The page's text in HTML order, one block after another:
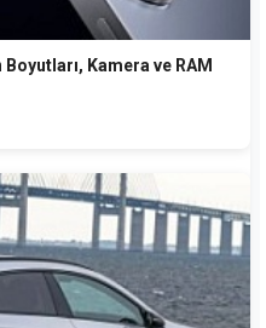
Kamera ve RAM